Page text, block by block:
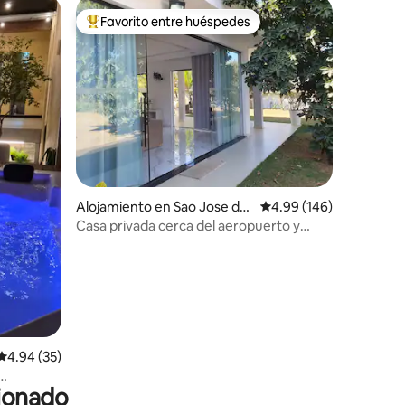
promedio: 4.94 de 5, 35 reseñas
4.94 (35)
Favorito entre huéspedes preferido
Favorito entre huéspedes
Alojamiento en Sao Jose da
Lapa
Calificación promedio:
4.99 (146)
Casa privada cerca del aeropuerto y